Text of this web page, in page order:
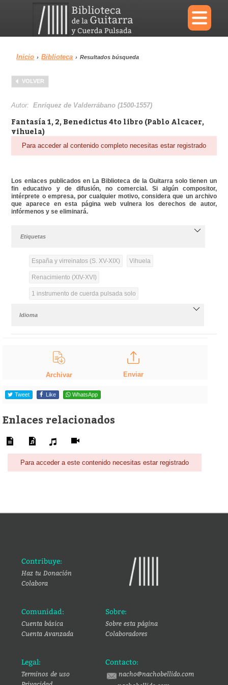
×
Menu
Biblioteca Diccionario
Área personal Reproductor
Inicio › Biblioteca › Resultados búsqueda
VOLVER
Autor:Enríquez de Valderrábano (1500-1557)
Fantasía 1, 2, Benedictus 4to libro (Pablo Alcacer,
vihuela)
Para acceder al contenido completo necesitas estar registrado
Los enlaces publicados en La Biblioteca de la Guitarra solo tienen un
fin educativo y de difusión, no comercial. Si algún compositor,
intérprete o empresa, por cualquier motivo, considera que un archivo
que aparece en esta página web vulnera los derechos de autor,
infórmenos y se eliminará.
Etiquetas
España y virreinatos (S. XV-XIX) Vihuela
Renacimiento (XIV-XVI)
1 instrumento de cuerda pulsada solo
Idioma
Archivar Enviar
Tweet Like WhatsApp
Enlaces relacionados
Para acceder a este contenido necesitas estar registrado
Contribuye:
Haz tu Donación
Colabora
Comunidad:
Cuenta básica
Cuenta Avanzada
Sobre:
Sobre esta página
Colaboradores
Legal:
Terminos de uso
Contacto:
nacho@nachobellido.com